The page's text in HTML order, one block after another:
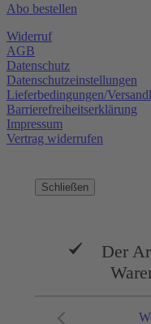
Abo bestellen
Widerruf
AGB
Datenschutz
Datenschutzeinstellungen
Lieferbedingungen/
Barrierefreiheitserklärung
Impressum
Vertrag widerrufen
Schließen
Der